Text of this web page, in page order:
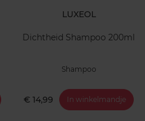
LUXEOL
Dichtheid Shampoo 200ml
Shampoo
€ 14,99 In winkelmandje